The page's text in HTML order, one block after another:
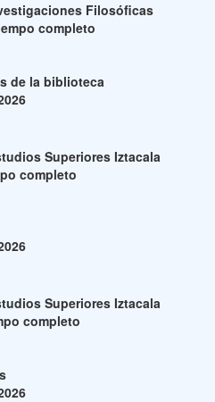
Filosóficas
completo
de la biblioteca
Superiores Iztacala
completo
Superiores Iztacala
completo